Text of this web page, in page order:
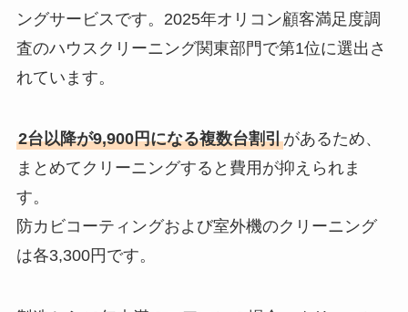
ングサービスです。2025年オリコン顧客満足度調
査のハウスクリーニング関東部門で第1位に選出さ
れています。
2台以降が9,900円になる複数台割引があるため、
まとめてクリーニングすると費用が抑えられま
す。
防カビコーティングおよび室外機のクリーニング
は各3,300円です。